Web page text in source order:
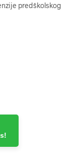
predškolskog